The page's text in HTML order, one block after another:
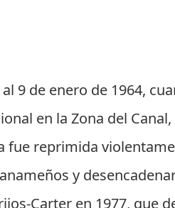
9 de enero de 1964,
en la Zona del
fue reprimida
y
Carter en 1977, que